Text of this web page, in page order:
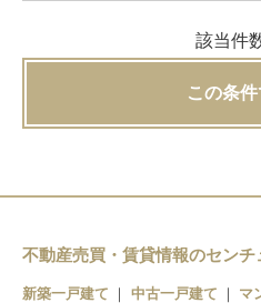
該当件
この条
不動産売買・賃貸情報のセンチ
新築一戸建て 中古一戸建て マ